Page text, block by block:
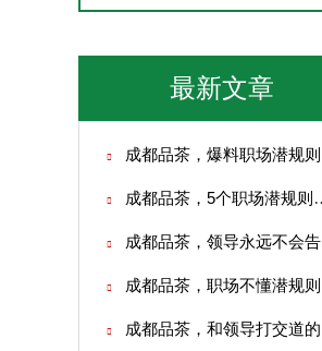
最新文章
成都品茶，爆料职场潜规则，看透少走很多弯路
成都品茶，5个职场潜规则！磁场不对，越拼命越没出路
成都品茶，领导永远不会告诉你的20条职场潜规则
成都品茶，职场不懂潜规则白忙活！普通人必学的职场生存避坑指南
成都品茶，和领导打交道的4大潜规则：你连规矩都不懂，凭什么被提拔？